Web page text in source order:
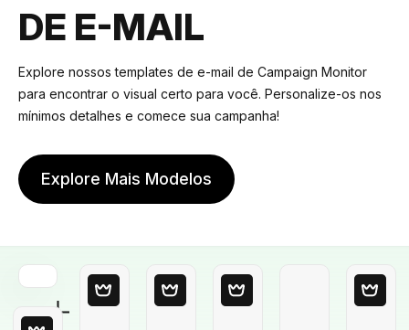
DE E-MAIL
Explore nossos templates de e-mail de Campaign Monitor
para encontrar o visual certo para você. Personalize-os nos
mínimos detalhes e comece sua campanha!
Explore Mais Modelos